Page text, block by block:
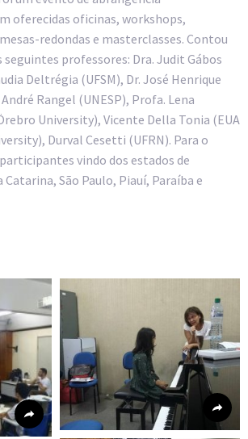
oferecidas oficinas, workshops,
redondas e masterclasses. Contou
seguintes professores: Dra. Judit Gábos
Deltrégia (UFSM), Dr. José Henrique
Rangel (UNESP), Profa. Lena
University), Vicente Della Tonia (EUA
Durval Cesetti (UFRN). Para o
vindo dos estados de
São Paulo, Piauí, Paraíba e